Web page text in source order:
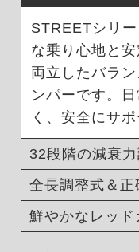
STREETシリ
な乗り心地と
両立したバラ
ンパーです。
く、安全にサポ
32段階の減衰
全長調整式＆
鮮やかなレッ